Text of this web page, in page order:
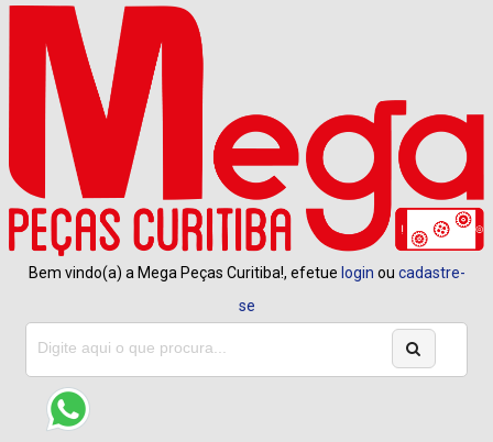
Bem vindo(a) a Mega Peças Curitiba!, efetue login ou cadastre-
se